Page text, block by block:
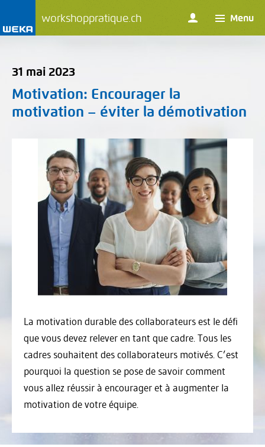
workshoppratique.ch Menu
31 mai 2023
Motivation: Encourager la
motivation – éviter la démotivation
La motivation durable des collaborateurs est le défi
que vous devez relever en tant que cadre. Tous les
cadres souhaitent des collaborateurs motivés. C’est
pourquoi la question se pose de savoir comment
vous allez réussir à encourager et à augmenter la
motivation de votre équipe.